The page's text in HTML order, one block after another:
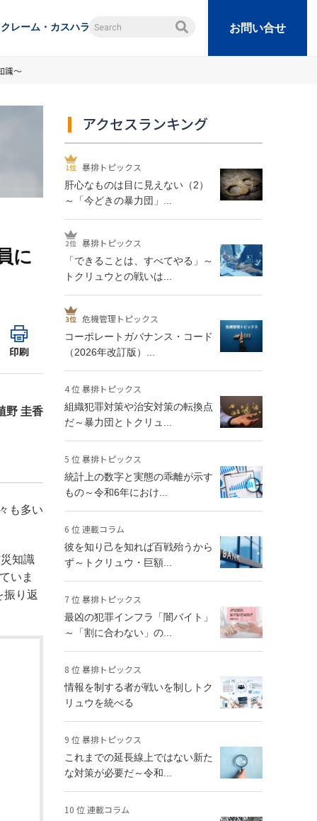
クレーム・カスハラ お問い合せ
識～
に
印刷
野 圭香
も多い
知識
いま
振り返
アクセスランキング
暴排トピックス
肝心なものは目に見えない（2）
～「今どきの暴力団」...
暴排トピックス
「できることは、すべてやる」～
トクリュウとの戦いは...
危機管理トピックス
コーポレートガバナンス・コード
（2026年改訂版）...
4 位 暴排トピックス
組織犯罪対策や治安対策の転換点
だ～暴力団とトクリュ...
5 位 暴排トピックス
統計上の数字と実態の乖離が示す
もの～令和6年におけ...
6 位 連載コラム
彼を知り己を知れば百戦殆うから
ず～トクリュウ・巨額...
7 位 暴排トピックス
最凶の犯罪インフラ「闇バイト」
～「割に合わない」の...
8 位 暴排トピックス
情報を制する者が戦いを制しトク
リュウを統べる
9 位 暴排トピックス
これまでの延長線上ではない新た
な対策が必要だ～令和...
10 位 連載コラム